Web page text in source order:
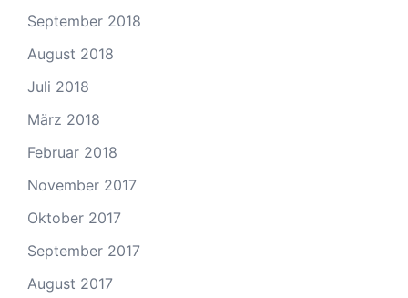
September 2018
August 2018
Juli 2018
März 2018
Februar 2018
November 2017
Oktober 2017
September 2017
August 2017